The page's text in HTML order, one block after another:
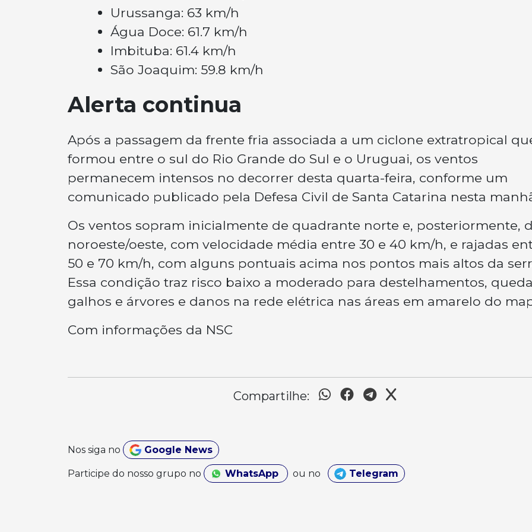
Urussanga: 63 km/h
Água Doce: 61.7 km/h
Imbituba: 61.4 km/h
São Joaquim: 59.8 km/h
Alerta continua
Após a passagem da frente fria associada a um ciclone extratropical
formou entre o sul do Rio Grande do Sul e o Uruguai, os ventos
permanecem intensos no decorrer desta quarta-feira, conforme um
comunicado publicado pela Defesa Civil de Santa Catarina nesta
Os ventos sopram inicialmente de quadrante norte e, posteriormente,
noroeste/oeste, com velocidade média entre 30 e 40 km/h, e rajadas
50 e 70 km/h, com alguns pontuais acima nos pontos mais altos da
Essa condição traz risco baixo a moderado para destelhamentos,
galhos e árvores e danos na rede elétrica nas áreas em amarelo do
Com informações da NSC
Compartilhe:
Nos siga no Google News
Participe do nosso grupo no WhatsApp ou no Telegram